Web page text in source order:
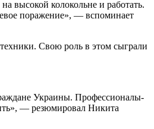
высокой колокольне и работать.
поражение», — вспоминает
Свою роль в этом сыграли
Украины. Профессионалы-
— резюмировал Никита